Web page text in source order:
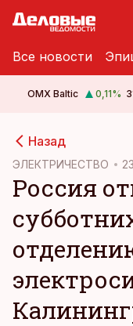
Все новости
OMX Baltic 0,11%
Назад
ЭЛЕКТРИЧЕСТВО
Россия